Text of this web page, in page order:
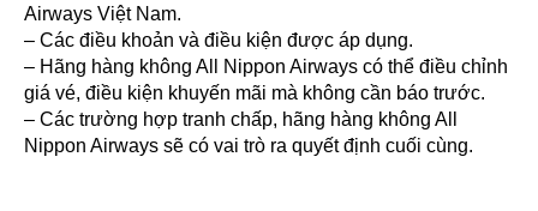
Airways Việt Nam.
– Các điều khoản và điều kiện được áp dụng.
– Hãng hàng không All Nippon Airways có thể điều chỉnh
giá vé, điều kiện khuyến mãi mà không cần báo trước.
– Các trường hợp tranh chấp, hãng hàng không All
Nippon Airways sẽ có vai trò ra quyết định cuối cùng.